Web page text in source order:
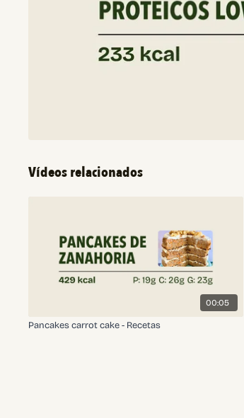
Vídeos relacionados
00:05
Pancakes carrot cake - Recetas